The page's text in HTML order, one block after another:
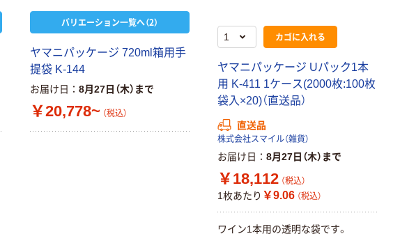
バリエーション一覧へ（2）
ヤマニパッケージ 720ml箱用手
提袋 K-144
お届け日 8月27日（木）まで
￥20,778~ （税込）
カゴに入れる
ヤマニパッケージ Uパック1本
用 K-411 1ケース(2000枚:100枚
袋入×20)（直送品）
直送品
株式会社スマイル（雑貨）
お届け日 8月27日（木）まで
￥18,112 （税込）
1枚あたり ￥9.06 （税込）
ワイン1本用の透明な袋です。